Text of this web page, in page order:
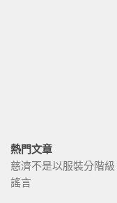
熱門文章
慈濟不是以服裝分階
謠言